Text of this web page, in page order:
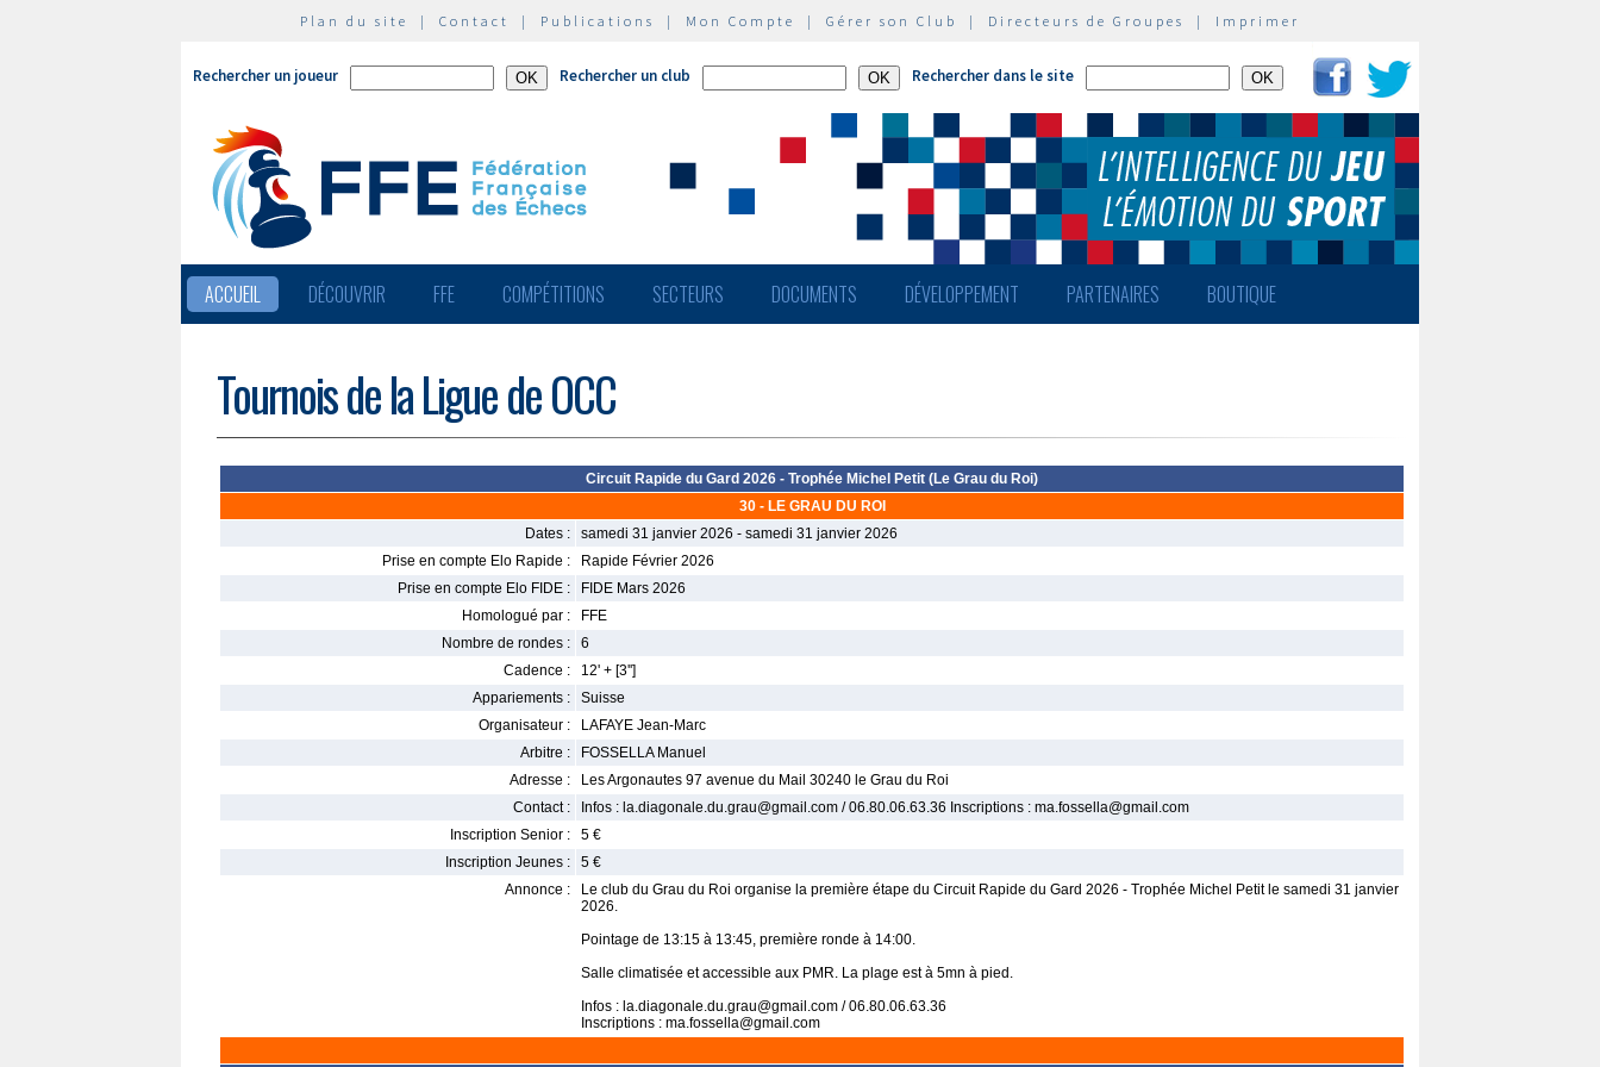
Plan du site | Contact | Publications | Mon Compte | Gérer son Club | Directeurs de Groupes | Imprimer
Rechercher un joueur Rechercher un club Rechercher dans le site
ACCUEIL DÉCOUVRIR FFE COMPÉTITIONS SECTEURS DOCUMENTS DÉVELOPPEMENT PARTENAIRES BOUTIQUE
Tournois de la Ligue de OCC
Circuit Rapide du Gard 2026 - Trophée Michel Petit (Le Grau du Roi)
30 - LE GRAU DU ROI
Dates :
samedi 31 janvier 2026 - samedi 31 janvier 2026
Prise en compte Elo Rapide :
Rapide Février 2026
Prise en compte Elo FIDE :
FIDE Mars 2026
Homologué par :
FFE
Nombre de rondes :
6
Cadence :
12' + [3'']
Appariements :
Suisse
Organisateur :
LAFAYE Jean-Marc
Arbitre :
FOSSELLA Manuel
Adresse :
Les Argonautes 97 avenue du Mail 30240 le Grau du Roi
Contact :
Infos : la.diagonale.du.grau@gmail.com / 06.80.06.63.36 Inscriptions : ma.fossella@gmail.com
Inscription Senior :
5 €
Inscription Jeunes :
5 €
Annonce :
Le club du Grau du Roi organise la première étape du Circuit Rapide du Gard 2026 - Trophée Michel Petit le samedi 31 janvier
2026.
Pointage de 13:15 à 13:45, première ronde à 14:00.
Salle climatisée et accessible aux PMR. La plage est à 5mn à pied.
Infos : la.diagonale.du.grau@gmail.com / 06.80.06.63.36
Inscriptions : ma.fossella@gmail.com